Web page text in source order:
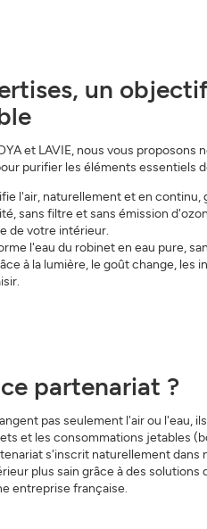
un
et LAVIE, nous vous proposons
purifier les éléments essentiels
l'air, naturellement et en
sans filtre et sans émission
de votre intérieur.
l'eau du robinet en eau pure,
à la lumière, le goût change, les
partenariat ?
pas seulement l'air ou l'eau,
et les consommations jetables
s'inscrit naturellement dans
plus sain grâce à des solutions
entreprise française.